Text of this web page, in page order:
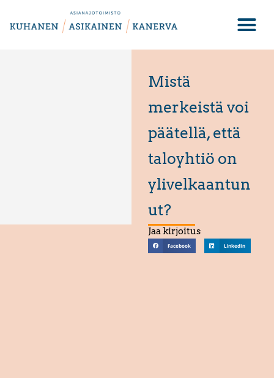
Mistä
merkeistä voi
päätellä, että
taloyhtiö on
ylivelkaantun
ut?
Jaa kirjoitus
Facebook LinkedIn